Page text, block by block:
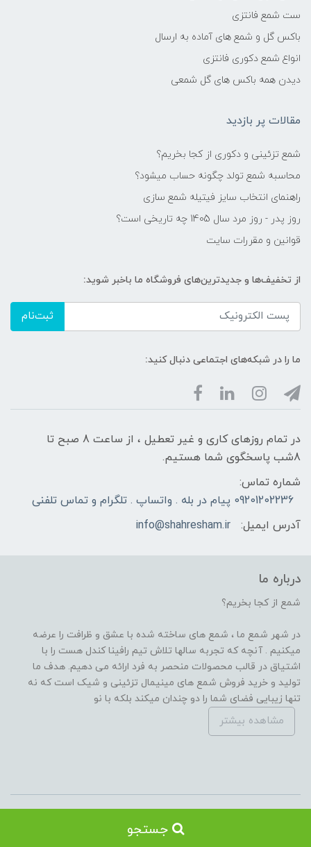
ست شمع فانتزی
باکس گل و شمع های آماده به ارسال
انواع شمع دکوری فانتزی
دیدن همه باکس های گل شمعی
مقالات پر بازدید
شمع تزئینی و دکوری از کجا بخریم؟
محاسبه شمع تولد چگونه حساب میشود؟
راهنمای انتخاب سایز فیتیله شمع سازی
روز پدر - روز مرد سال 1405 چه تاریخی است؟
قوانین و مقررات سایت
از تخفیف‌ها و جدیدترین‌های فروشگاه ما باخبر شوید:
ثبت‌نام
ما را در شبکه‌های اجتماعی دنبال کنید:
در تمام روزهای کاری و غیر تعطیل ، از ساعت 8 صبح تا
8شب پاسخگوی شما هستیم.
شماره تماس:
09201202236 پیام در بله . واتساپ . تلگرام و تماس تلفنی
آدرس ایمیل:
info@shahresham.ir
درباره ما
شمع از کجا بخریم؟
در شهر شمع ما ، شمع های ساخته شده با عشق و ظرافت را عرضه
میکنیم . آنچه که تجربه سالها تلاش تیم رافینا کندل هست را با
اشتیاق در قالب محصولات منحصر به فرد ارائه می دهیم. هدف ما
تولید و خرید فروش شمع های مینیمال تزئینی و شیک است که نه
تنها زیبایی فضای شما را دو چندان میکند بلکه با نو
مشاهده بیشتر
و هر گونه استفاده از کلیه محتوای سایت بدون اجازه ممنوع میباشد.